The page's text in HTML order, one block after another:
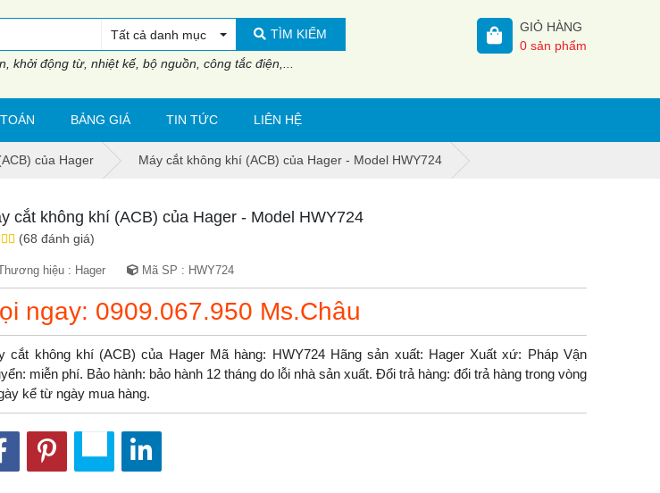
Tất cả danh mục TÌM KIẾM
khởi động từ, nhiệt kế, bộ nguồn, công tắc điện,...
GIỎ HÀNG
0 sản phẩm
BẢNG GIÁ TIN TỨC LIÊN HỆ
của Hager Máy cắt không khí (ACB) của Hager - Model HWY724
cắt không khí (ACB) của Hager - Model HWY724
(68 đánh giá)
Thương hiệu : Hager Mã SP : HWY724
ngay: 0909.067.950 Ms.Châu
cắt không khí (ACB) của Hager Mã hàng: HWY724 Hãng sản xuất: Hager Xuất xứ: Pháp Vận
miễn phí. Bảo hành: bảo hành 12 tháng do lỗi nhà sản xuất. Đổi trả hàng: đổi trả hàng trong vòng
kể từ ngày mua hàng.